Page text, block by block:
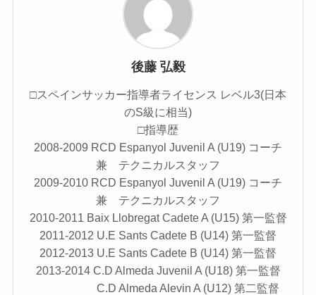
後藤 弘毅
□スペインサッカー指導者ライセンス レベル3(日本
のS級に相当)
□指導歴
2008-2009 RCD Espanyol Juvenil A (U19) コーチ
兼 テクニカルスタッフ
2009-2010 RCD Espanyol Juvenil A (U19) コーチ
兼 テクニカルスタッフ
2010-2011 Baix Llobregat Cadete A (U15) 第一監督
2011-2012 U.E Sants Cadete B (U14) 第一監督
2012-2013 U.E Sants Cadete B (U14) 第一監督
2013-2014 C.D Almeda Juvenil A (U18) 第一監督
C.D Almeda Alevin A (U12) 第二監督